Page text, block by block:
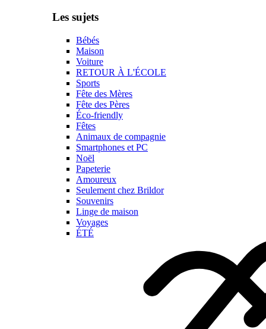
Les sujets
Bébés
Maison
Voiture
RETOUR À L'ÉCOLE
Sports
Fête des Mères
Fête des Pères
Éco-friendly
Fêtes
Animaux de compagnie
Smartphones et PC
Noël
Papeterie
Amoureux
Seulement chez Brildor
Souvenirs
Linge de maison
Voyages
ÉTÉ